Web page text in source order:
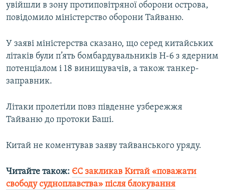
ДОЛУЧАЙСЯ!
Усі сайти RFE/RL
увійшли в зону протиповітряної оборони острова,
повідомило міністерство оборони Тайваню.
У заяві міністерства сказано, що серед китайських
літаків були п’ять бомбардувальників H-6 з ядерним
потенціалом і 18 винищувачів, а також танкер-
заправник.
Літаки пролетіли повз південне узбережжя
Тайваню до протоки Баші.
Китай не коментував заяву тайванського уряду.
Читайте також: ЄС закликав Китай «поважати
свободу судноплавства» після блокування